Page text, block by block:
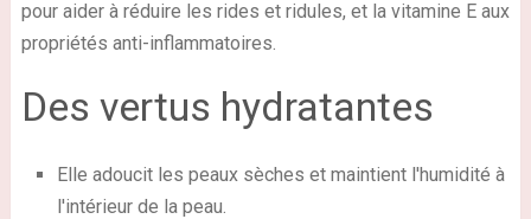
pour aider à réduire les rides et ridules, et la vitamine E aux
propriétés anti-inflammatoires.
Des vertus hydratantes
Elle adoucit les peaux sèches et maintient l'humidité à
l'intérieur de la peau.